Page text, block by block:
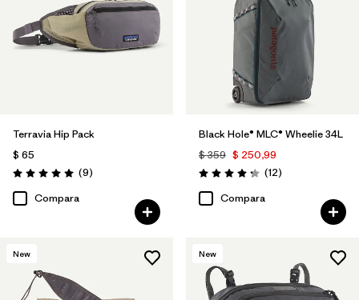
Terravia Hip Pack
$ 65
Valoración: 5.0 / 5
(9Comentarios
)
Compara
Black Hole® MLC® Wheelie 34L
$ 359 $ 250,99
Valoración: 4.3 / 5
(12Comentarios
)
Compara
New New